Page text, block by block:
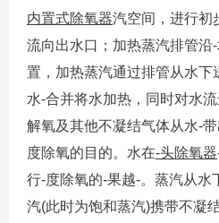
内置式除氧器汽空间，进行初
流向出水口；加热蒸汽排管沿
置，加热蒸汽通过排管从水下
水-合并将水加热，同时对水
解氧及其他不凝结气体从水-
度除氧的目的。水在-头除氧器
行-度除氧的-果越-。蒸汽从水
汽(此时为饱和蒸汽)携带不凝